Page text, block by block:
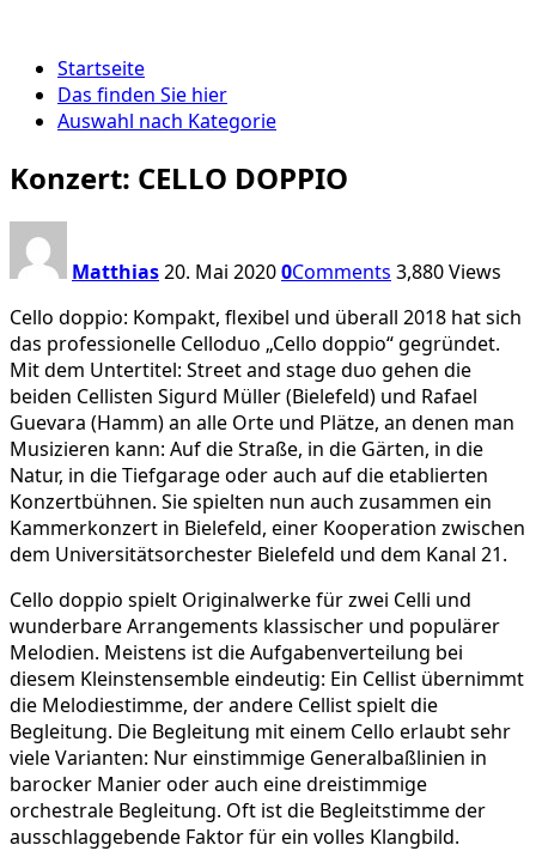
Startseite
Das finden Sie hier
Auswahl nach Kategorie
Konzert: CELLO DOPPIO
Matthias20. Mai 20200Comments 3,880Views
Cello doppio: Kompakt, flexibel und überall 2018 hat sich
das professionelle Celloduo „Cello doppio“ gegründet.
Mit dem Untertitel: Street and stage duo gehen die
beiden Cellisten Sigurd Müller (Bielefeld) und Rafael
Guevara (Hamm) an alle Orte und Plätze, an denen man
Musizieren kann: Auf die Straße, in die Gärten, in die
Natur, in die Tiefgarage oder auch auf die etablierten
Konzertbühnen. Sie spielten nun auch zusammen ein
Kammerkonzert in Bielefeld, einer Kooperation zwischen
dem Universitätsorchester Bielefeld und dem Kanal 21.
Cello doppio spielt Originalwerke für zwei Celli und
wunderbare Arrangements klassischer und populärer
Melodien. Meistens ist die Aufgabenverteilung bei
diesem Kleinstensemble eindeutig: Ein Cellist übernimmt
die Melodiestimme, der andere Cellist spielt die
Begleitung. Die Begleitung mit einem Cello erlaubt sehr
viele Varianten: Nur einstimmige Generalbaßlinien in
barocker Manier oder auch eine dreistimmige
orchestrale Begleitung. Oft ist die Begleitstimme der
ausschlaggebende Faktor für ein volles Klangbild.